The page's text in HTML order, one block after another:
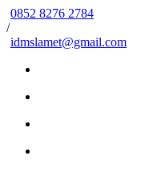
0852 8276 2784
/
idmslamet@gmail.com